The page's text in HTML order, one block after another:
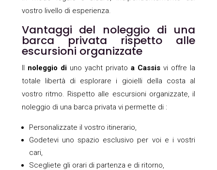
vostro livello di esperienza.
Vantaggi del noleggio di una
barca privata rispetto alle
escursioni organizzate
Il noleggio diuno yacht privatoa Cassis vi offre la
totale libertà di esplorare i gioielli della costa al
vostro ritmo. Rispetto alle escursioni organizzate, il
noleggio di una barca privata vi permette di :
Personalizzate il vostro itinerario,
Godetevi uno spazio esclusivo per voi e i vostri
cari,
Scegliete gli orari di partenza e di ritorno,